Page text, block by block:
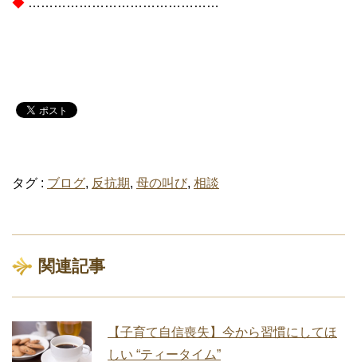
タグ : ブログ, 反抗期, 母の叫び, 相談
関連記事
【子育て自信喪失】今から習慣にしてほ
しい “ティータイム”